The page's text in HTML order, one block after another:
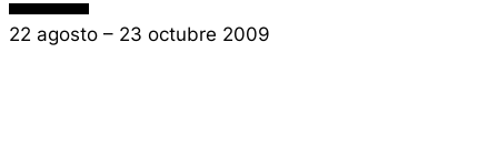
22 agosto – 23 octubre 2009